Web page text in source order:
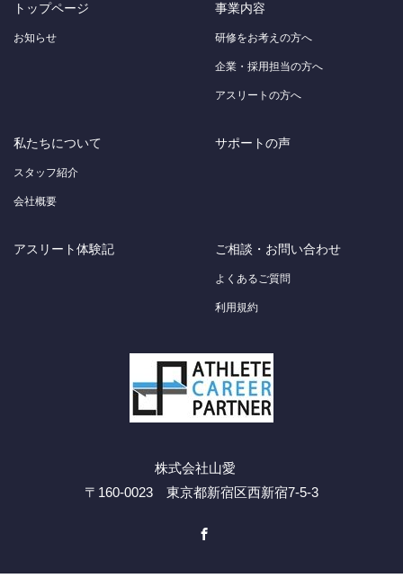
トップページ
お知らせ
事業内容
研修をお考えの方へ
企業・採用担当の方へ
アスリートの方へ
私たちについて
スタッフ紹介
会社概要
サポートの声
アスリート体験記 ご相談・お問い合わせ
よくあるご質問
利用規約
株式会社山愛
〒160-0023 東京都新宿区西新宿7-5-3